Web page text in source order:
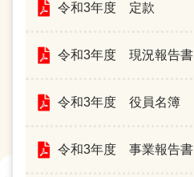
お問い合わせ 財務内容
令和3年度 定款
令和3年度 現況報告書
令和3年度 役員名簿
令和3年度 事業報告書